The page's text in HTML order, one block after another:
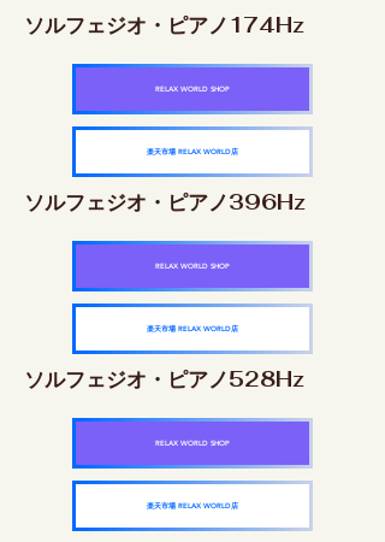
ソルフェジオ・ピアノ174Hz
RELAX WORLD SHOP
楽天市場 RELAX WORLD店
ソルフェジオ・ピアノ396Hz
RELAX WORLD SHOP
楽天市場 RELAX WORLD店
ソルフェジオ・ピアノ528Hz
RELAX WORLD SHOP
楽天市場 RELAX WORLD店